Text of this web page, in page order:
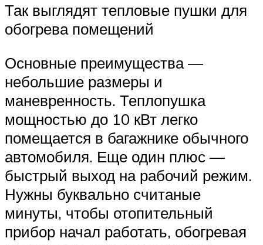
Так выглядят тепловые пушки для
обогрева помещений
Основные преимущества —
небольшие размеры и
маневренность. Теплопушка
мощностью до 10 кВт легко
помещается в багажнике обычного
автомобиля. Еще один плюс —
быстрый выход на рабочий режим.
Нужны буквально считаные
минуты, чтобы отопительный
прибор начал работать, обогревая